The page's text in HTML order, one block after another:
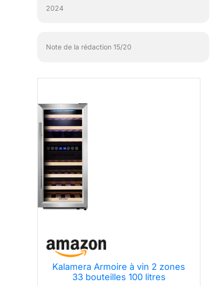
2024
Note de la rédaction 15/20
Kalamera Armoire à vin 2 zones
33 bouteilles 100 litres